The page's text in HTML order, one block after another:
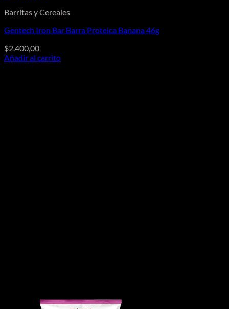
Barritas y Cereales
Gentech Iron Bar Barra Proteica Banana 46g
$2.400,00
Añadir al carrito